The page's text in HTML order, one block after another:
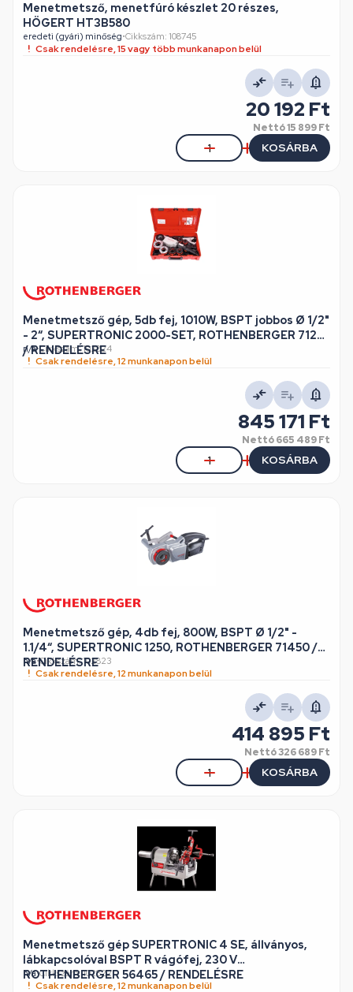
Menetmetsző, menetfúró készlet 20 részes,
HÖGERT HT3B580
eredeti (gyári) minőség•Cikkszám: 108745
Csak rendelésre, 15 vagy több munkanapon belül
20 192 Ft
Nettó15 899 Ft
KOSÁRBA
Menetmetsző gép, 5db fej, 1010W, BSPT jobbos Ø 1/2"
- 2“, SUPERTRONIC 2000-SET, ROTHENBERGER 71256
/ RENDELÉSRE
n/a•Cikkszám: 102824
Csak rendelésre, 12 munkanapon belül
845 171 Ft
Nettó665 489 Ft
KOSÁRBA
Menetmetsző gép, 4db fej, 800W, BSPT Ø 1/2" -
1.1/4“, SUPERTRONIC 1250, ROTHENBERGER 71450 /
RENDELÉSRE
n/a•Cikkszám: 102823
Csak rendelésre, 12 munkanapon belül
414 895 Ft
Nettó326 689 Ft
KOSÁRBA
Menetmetsző gép SUPERTRONIC 4 SE, állványos,
lábkapcsolóval BSPT R vágófej, 230 V
ROTHENBERGER 56465 / RENDELÉSRE
n/a•Cikkszám: 102822
Csak rendelésre, 12 munkanapon belül